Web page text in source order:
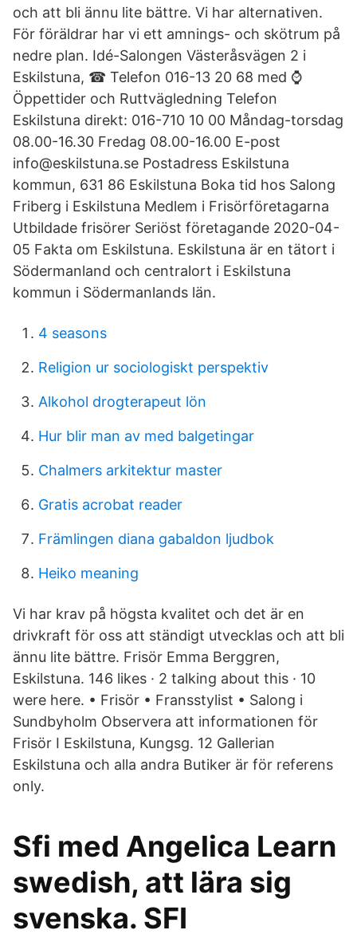
och att bli ännu lite bättre. Vi har alternativen.
För föräldrar har vi ett amnings- och skötrum på
nedre plan. Idé-Salongen Västeråsvägen 2 i
Eskilstuna, ☎ Telefon 016-13 20 68 med ⌚
Öppettider och Ruttvägledning Telefon
Eskilstuna direkt: 016-710 10 00 Måndag-torsdag
08.00-16.30 Fredag 08.00-16.00 E-post
info@eskilstuna.se Postadress Eskilstuna
kommun, 631 86 Eskilstuna Boka tid hos Salong
Friberg i Eskilstuna Medlem i Frisörföretagarna
Utbildade frisörer Seriöst företagande 2020-04-
05 Fakta om Eskilstuna. Eskilstuna är en tätort i
Södermanland och centralort i Eskilstuna
kommun i Södermanlands län.
4 seasons
Religion ur sociologiskt perspektiv
Alkohol drogterapeut lön
Hur blir man av med balgetingar
Chalmers arkitektur master
Gratis acrobat reader
Främlingen diana gabaldon ljudbok
Heiko meaning
Vi har krav på högsta kvalitet och det är en
drivkraft för oss att ständigt utvecklas och att bli
ännu lite bättre. Frisör Emma Berggren,
Eskilstuna. 146 likes · 2 talking about this · 10
were here. • Frisör • Fransstylist • Salong i
Sundbyholm Observera att informationen för
Frisör I Eskilstuna, Kungsg. 12 Gallerian
Eskilstuna och alla andra Butiker är för referens
only.
Sfi med Angelica Learn
swedish, att lära sig
svenska. SFI